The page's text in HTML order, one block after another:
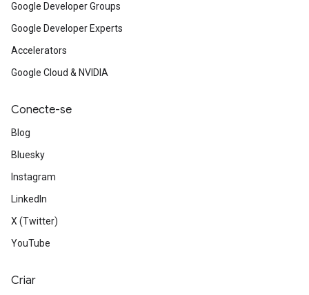
Google Developer Groups
Google Developer Experts
Accelerators
Google Cloud & NVIDIA
Conecte-se
Blog
Bluesky
Instagram
LinkedIn
X (Twitter)
YouTube
Criar